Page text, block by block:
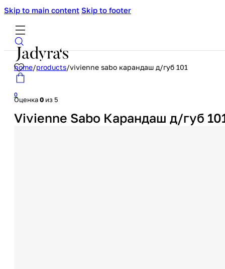
Skip to main content Skip to footer
0
home/products/vivienne sabo карандаш д/губ 101
Оценка0 из 5
Vivienne Sabo Карандаш д/губ